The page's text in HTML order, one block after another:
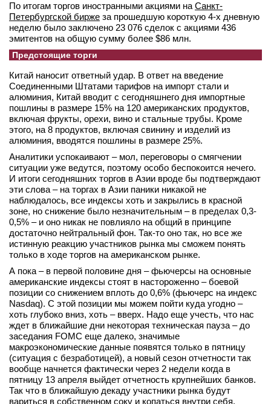
По итогам торгов иностранными акциями на Санкт-
Петербургской бирже за прошедшую короткую 4-х дневную
неделю было заключено 23 076 сделок с акциями 436
эмитентов на общую сумму более $86 млн.
Предстоящие торги
Китай наносит ответный удар. В ответ на введение
Соединенными Штатами тарифов на импорт стали и
алюминия, Китай вводит с сегодняшнего дня импортные
пошлины в размере 15% на 120 американских продуктов,
включая фрукты, орехи, вино и стальные трубы. Кроме
этого, на 8 продуктов, включая свинину и изделий из
алюминия, вводятся пошлины в размере 25%.
Аналитики успокаивают – мол, переговоры о смягчении
ситуации уже ведутся, поэтому особо беспокоится нечего.
И итоги сегодняшних торгов в Азии вроде бы подтверждают
эти слова – на торгах в Азии паники никакой не
наблюдалось, все индексы хоть и закрылись в красной
зоне, но снижение было незначительным – в пределах 0,3-
0,5% – и оно никак не повлияло на общий в принципе
достаточно нейтральный фон. Так-то оно так, но все же
истинную реакцию участников рынка мы сможем понять
только в ходе торгов на американском рынке.
А пока – в первой половине дня – фьючерсы на основные
американские индексы стоят в настороженно – боевой
позиции со снижением вплоть до 0,6% (фьючерс на индекс
Nasdaq). С этой позиции мы можем пойти куда угодно –
хоть глубоко вниз, хоть – вверх. Надо еще учесть, что нас
ждет в ближайшие дни некоторая техническая пауза – до
заседания FOMC еще далеко, значимые
макроэкономические данные появятся только в пятницу
(ситуация с безработицей), а новый сезон отчетности так
вообще начнется фактически через 2 недели когда в
пятницу 13 апреля выйдет отчетность крупнейших банков.
Так что в ближайшую декаду участники рынка будут
вариться в собственном соку и копаться внутри себя,